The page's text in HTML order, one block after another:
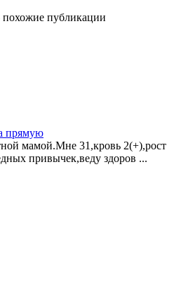
публикации
прямую
мамой.Мне 31,кровь 2(+),рост
привычек,веду здоров ...